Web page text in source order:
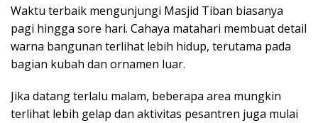
Waktu terbaik mengunjungi Masjid Tiban biasanya
pagi hingga sore hari. Cahaya matahari membuat detail
warna bangunan terlihat lebih hidup, terutama pada
bagian kubah dan ornamen luar.
Jika datang terlalu malam, beberapa area mungkin
terlihat lebih gelap dan aktivitas pesantren juga mulai